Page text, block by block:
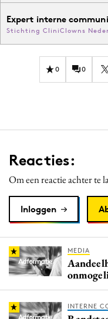
Expert interne
Stichting CliniClowns
0 0
Reacties:
Om een reactie achter te
Inloggen
MEDIA
INTERNE